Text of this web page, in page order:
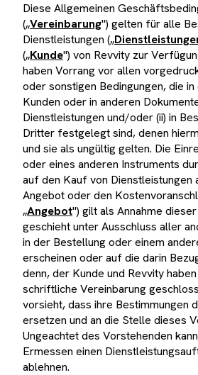
Diese Allgemeinen
(„Vereinbarung") gelten für alle
Dienstleistungen („
(„Kunde") von Revvity zur
haben Vorrang vor allen
oder sonstigen Bedingungen, die
Kunden oder in anderen
Dienstleistungen und/oder (ii) in
Dritter festgelegt sind, denen
und sie als ungültig gelten. Die
oder eines anderen Instruments
auf den Kauf von Dienstleistungen
Angebot oder den
„Angebot") gilt als Annahme
geschieht unter Ausschluss aller
in der Bestellung oder einem
erscheinen oder auf die darin
denn, der Kunde und Revvity
schriftliche Vereinbarung
vorsieht, dass ihre Bestimmungen
ersetzen und an die Stelle dieses
Ungeachtet des Vorstehenden
Ermessen einen
ablehnen.